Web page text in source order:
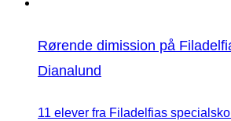
Rørende dimission på
Dianalund
11 elever fra Filadelfias